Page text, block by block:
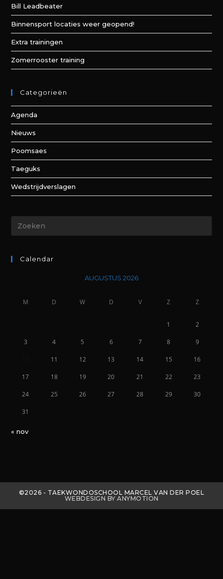
Bill Leadbeater
Binnensport locaties weer geopend!
Extra trainingen
Zomerrooster training
Categorieën
Agenda
Nieuws
Poomsaes
Taeguks
Wedstrijdverslagen
Calendar
AUGUSTUS 2026
M D W D V Z Z
1 2
3 4 5 6 7 8 9
11 12 13 14 15 16
17 18 19 20 21 22 23
24 25 26 27 28 29 30
31
« nov
©2026 - TAEKWONDOSCHOOL MARCEL VAN DER POEL
WEBDESIGN BY ANYMOTION